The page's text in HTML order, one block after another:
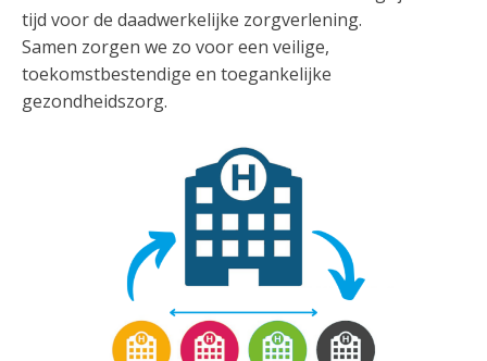
tijd voor de daadwerkelijke zorgverlening.
Samen zorgen we zo voor een veilige,
toekomstbestendige en toegankelijke
gezondheidszorg.